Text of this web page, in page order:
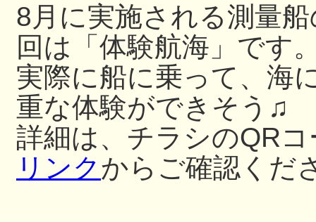
8月に実施される測量
回は「体験航海」です
実際に船に乗って、海
重な体験ができそう♫
詳細は、チラシのQR
リンクからご確認くだ